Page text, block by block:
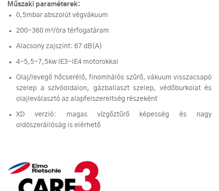
Műszaki paraméterek:
0,5mbar abszolút végvákuum
200-360 m³/óra térfogatáram
Alacsony zajszint: 67 dB(A)
4-5,5-7,5kw IE3-IE4 motorokkal
Olaj/levegő hőcserélő, finomhálós szűrő, vákuum visszacsapó
szelep a szívóoldalon, gázballaszt szelep, védőburkolat és
olajleválasztó az alapfelszereltség részeként
XD verzió: magas vízgőztűrő képesség és nagy
oldószerállóság is elérhető